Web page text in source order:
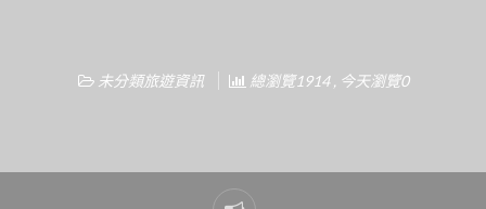
未分類旅遊資訊 總瀏覽1914 , 今天瀏覽0